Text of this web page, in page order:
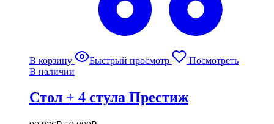
В корзину Быстрый просмотр
Посмотреть
В наличии
Стол + 4 стула Престиж